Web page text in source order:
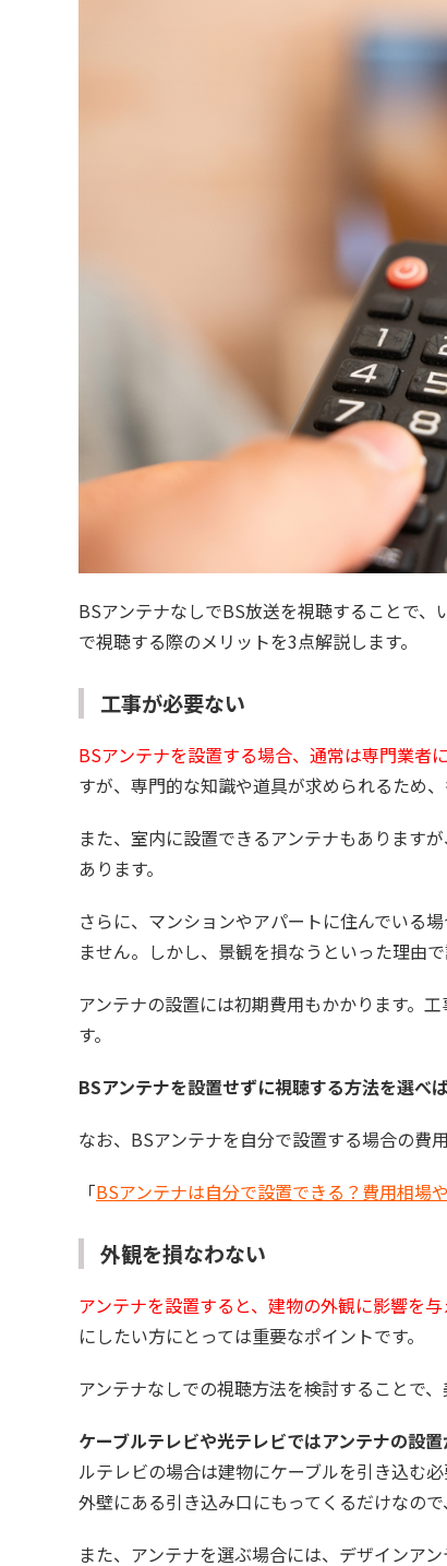
BSアンテナなしでBS放送を視聴することで
で視聴する際のメリットを3点解説します。
工事が必要ない
BSアンテナを設置する場合、通常は専門業者
すが、専門的な知識や道具が求められるため
また、室内に設置できるアンテナもあります
あります。
さらに、マンションやアパートに住んでいる
ません。しかし、景観を損なうといった理由
アンテナの設置には初期費用もかかります。
す。
BSアンテナを設置せずに視聴する方法を選べ
なお、BSアンテナを自分で設置する場合の費
「BSアンテナは自分で設置できる？費用相場
外観を損なわない
アンテナを設置すると、建物の外観に影響を与
にしたい方にとっては重要なポイントです。
アンテナなしでの視聴方法を検討することで
ケーブルテレビや光テレビではアンテナの設
ルテレビの場合は建物にケーブルを引き込む
外壁にある引き込み口にもってくるだけなので
また、アンテナを選ぶ場合には、デザインア